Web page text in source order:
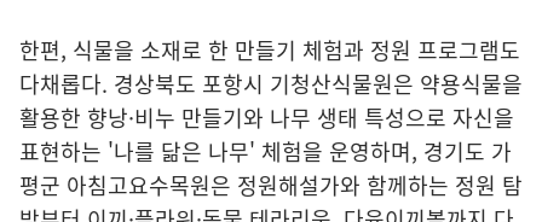
한편, 식물을 소재로 한 만들기 체험과 정원 프로그램도
다채롭다. 경상북도 포항시 기청산식물원은 약용식물을
활용한 향낭·비누 만들기와 나무 생태 특성으로 자신을
표현하는 '나를 닮은 나무' 체험을 운영하며, 경기도 가
평군 아침고요수목원은 정원해설가와 함께하는 정원 탐